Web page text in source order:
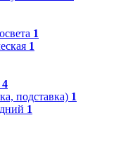
1
1
4
подставка) 1
1